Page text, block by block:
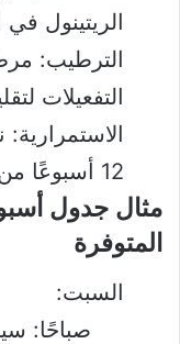
الريتينول في
الترطيب:
التفعيلات
12 أسبوعًا من الالتزام.
مثال جدول
المتوفرة
السبت: